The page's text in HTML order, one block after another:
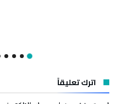
اترك تعليقاً